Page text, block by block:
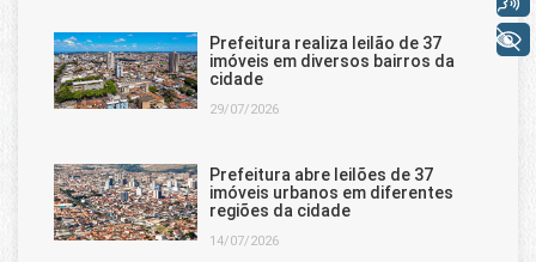
Prefeitura realiza leilão de 37
imóveis em diversos bairros da
cidade
29/07/2026
Prefeitura abre leilões de 37
imóveis urbanos em diferentes
regiões da cidade
14/07/2026
+ Acessibilidade